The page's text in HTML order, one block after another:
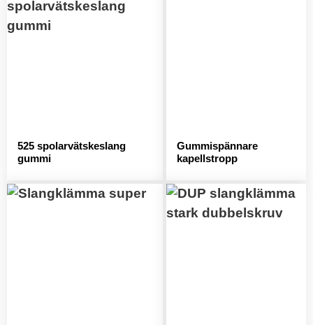
525 spolarvätskeslang
gummi
Gummispännare
kapellstropp